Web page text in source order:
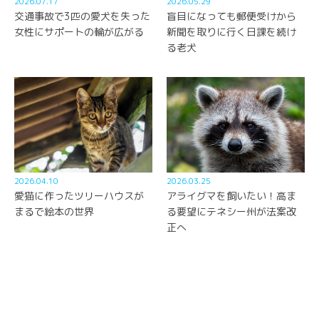
交通事故で3匹の愛犬を失った
女性にサポートの輪が広がる
盲目になっても郵便受けから
新聞を取りに行く日課を続け
る老犬
2026.04.10
愛猫に作ったツリーハウスが
まるで絵本の世界
2026.03.25
アライグマを飼いたい！高ま
る要望にテネシー州が法案改
正へ